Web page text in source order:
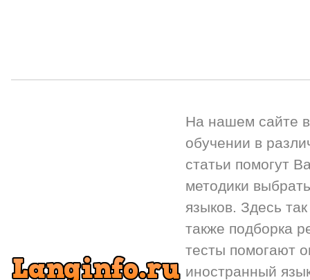
На нашем сайте
обучении в
статьи помогут
методики
языков. Здесь
также подборка
тесты помогают
иностранный